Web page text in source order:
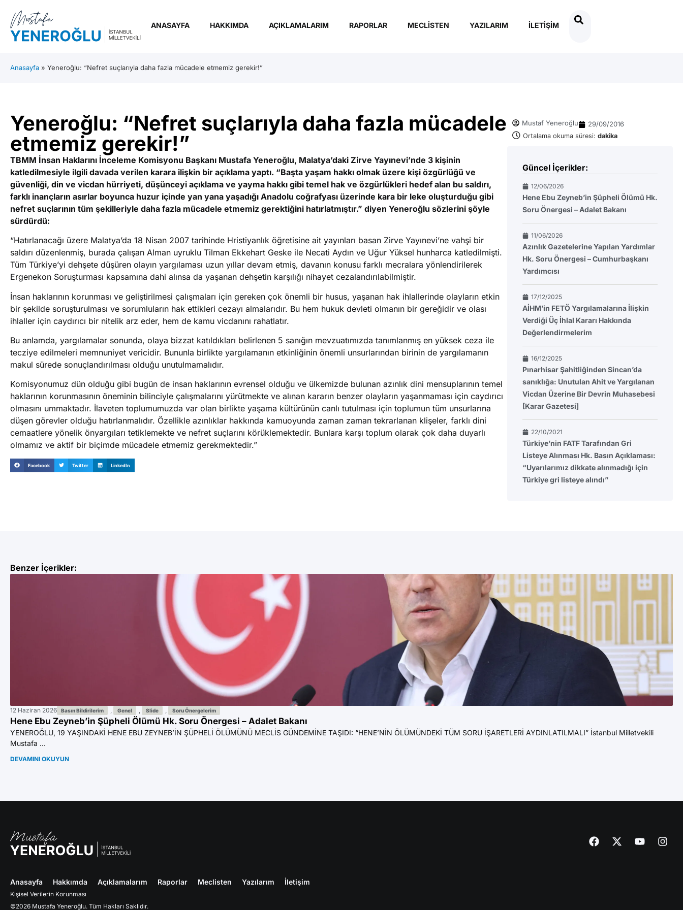
ANASAYFA HAKKIMDA AÇIKLAMALARIM RAPORLAR MECLISTEN YAZILARIM İLETIŞIM
Anasayfa » Yeneroğlu: “Nefret suçlarıyla daha fazla mücadele etmemiz gerekir!”
Yeneroğlu: “Nefret suçlarıyla daha fazla mücadele
etmemiz gerekir!”
TBMM İnsan Haklarını İnceleme Komisyonu Başkanı Mustafa Yeneroğlu, Malatya’daki Zirve Yayınevi’nde 3 kişinin
katledilmesiyle ilgili davada verilen karara ilişkin bir açıklama yaptı. “Başta yaşam hakkı olmak üzere kişi özgürlüğü ve
güvenliği, din ve vicdan hürriyeti, düşünceyi açıklama ve yayma hakkı gibi temel hak ve özgürlükleri hedef alan bu saldırı,
farklı inançların asırlar boyunca huzur içinde yan yana yaşadığı Anadolu coğrafyası üzerinde kara bir leke oluşturduğu gibi
nefret suçlarının tüm şekilleriyle daha fazla mücadele etmemiz gerektiğini hatırlatmıştır.” diyen Yeneroğlu sözlerini şöyle
sürdürdü:
“Hatırlanacağı üzere Malatya’da 18 Nisan 2007 tarihinde Hristiyanlık öğretisine ait yayınları basan Zirve Yayınevi’ne vahşi bir
saldırı düzenlenmiş, burada çalışan Alman uyruklu Tilman Ekkehart Geske ile Necati Aydın ve Uğur Yüksel hunharca katledilmişti.
Tüm Türkiye’yi dehşete düşüren olayın yargılaması uzun yıllar devam etmiş, davanın konusu farklı mecralara yönlendirilerek
Ergenekon Soruşturması kapsamına dahi alınsa da yaşanan dehşetin karşılığı nihayet cezalandırılabilmiştir.
İnsan haklarının korunması ve geliştirilmesi çalışmaları için gereken çok önemli bir husus, yaşanan hak ihlallerinde olayların etkin
bir şekilde soruşturulması ve sorumluların hak ettikleri cezayı almalarıdır. Bu hem hukuk devleti olmanın bir gereğidir ve olası
ihlaller için caydırıcı bir nitelik arz eder, hem de kamu vicdanını rahatlatır.
Bu anlamda, yargılamalar sonunda, olaya bizzat katıldıkları belirlenen 5 sanığın mevzuatımızda tanımlanmış en yüksek ceza ile
tecziye edilmeleri memnuniyet vericidir. Bununla birlikte yargılamanın etkinliğinin önemli unsurlarından birinin de yargılamanın
makul sürede sonuçlandırılması olduğu unutulmamalıdır.
Komisyonumuz dün olduğu gibi bugün de insan haklarının evrensel olduğu ve ülkemizde bulunan azınlık dini mensuplarının temel
haklarının korunmasının öneminin bilinciyle çalışmalarını yürütmekte ve alınan kararın benzer olayların yaşanmaması için caydırıcı
olmasını ummaktadır. İlaveten toplumumuzda var olan birlikte yaşama kültürünün canlı tutulması için toplumun tüm unsurlarına
düşen görevler olduğu hatırlanmalıdır. Özellikle azınlıklar hakkında kamuoyunda zaman zaman tekrarlanan klişeler, farklı dini
cemaatlere yönelik önyargıları tetiklemekte ve nefret suçlarını körüklemektedir. Bunlara karşı toplum olarak çok daha duyarlı
olmamız ve aktif bir biçimde mücadele etmemiz gerekmektedir.”
Facebook Twitter LinkedIn
Mustaf Yeneroğlu 29/09/2016
Ortalama okuma süresi: dakika
Güncel İçerikler:
12/06/2026
Hene Ebu Zeyneb’in Şüpheli Ölümü Hk.
Soru Önergesi – Adalet Bakanı
11/06/2026
Azınlık Gazetelerine Yapılan Yardımlar
Hk. Soru Önergesi – Cumhurbaşkanı
Yardımcısı
17/12/2025
AİHM’in FETÖ Yargılamalarına İlişkin
Verdiği Üç İhlal Kararı Hakkında
Değerlendirmelerim
16/12/2025
Pınarhisar Şahitliğinden Sincan’da
sanıklığa: Unutulan Ahit ve Yargılanan
Vicdan Üzerine Bir Devrin Muhasebesi
[Karar Gazetesi]
22/10/2021
Türkiye’nin FATF Tarafından Gri
Listeye Alınması Hk. Basın Açıklaması:
“Uyarılarımız dikkate alınmadığı için
Türkiye gri listeye alındı”
Benzer İçerikler:
12 Haziran 2026 Basın Bildirilerim , Genel , Slide , Soru Önergelerim
Hene Ebu Zeyneb’in Şüpheli Ölümü Hk. Soru Önergesi – Adalet Bakanı
YENEROĞLU, 19 YAŞINDAKİ HENE EBU ZEYNEB’İN ŞÜPHELİ ÖLÜMÜNÜ MECLİS GÜNDEMİNE TAŞIDI: “HENE’NİN ÖLÜMÜNDEKİ TÜM SORU İŞARETLERİ AYDINLATILMALI” İstanbul Milletvekili
Mustafa ...
DEVAMINI OKUYUN
Anasayfa Hakkımda Açıklamalarım Raporlar Meclisten Yazılarım İletişim
Kişisel Verilerin Korunması
©2026 Mustafa Yeneroğlu. Tüm Hakları Saklıdır.